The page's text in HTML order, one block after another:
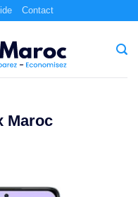
Contact
Maroc